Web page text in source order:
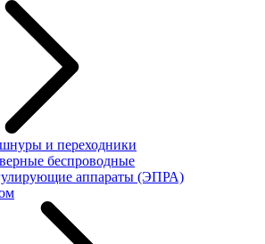
и переходники
беспроводные
аппараты (ЭПРА)